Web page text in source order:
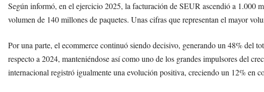
Según informó, en el ejercicio 2025, la facturación de SEUR ascendió a 1.000
volumen de 140 millones de paquetes. Unas cifras que representan el mayor
Por una parte, el ecommerce continuó siendo decisivo, generando un 48% del
respecto a 2024, manteniéndose así como uno de los grandes impulsores del
internacional registró igualmente una evolución positiva, creciendo un 12% en